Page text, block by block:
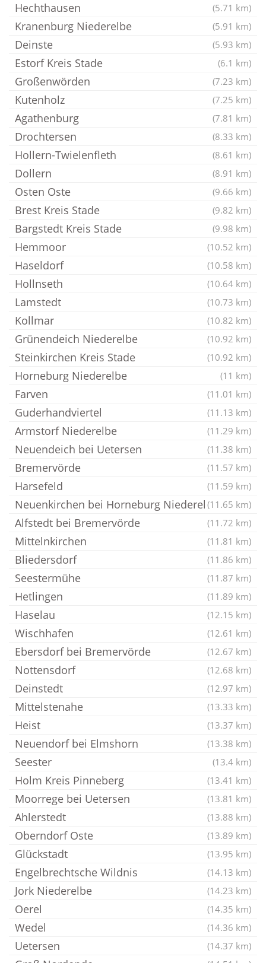
Hechthausen (5.71 km)
Kranenburg Niederelbe (5.91 km)
Deinste (5.93 km)
Estorf Kreis Stade (6.1 km)
Großenwörden (7.23 km)
Kutenholz (7.25 km)
Agathenburg (7.81 km)
Drochtersen (8.33 km)
Hollern-Twielenfleth (8.61 km)
Dollern (8.91 km)
Osten Oste (9.66 km)
Brest Kreis Stade (9.82 km)
Bargstedt Kreis Stade (9.98 km)
Hemmoor (10.52 km)
Haseldorf (10.58 km)
Hollnseth (10.64 km)
Lamstedt (10.73 km)
Kollmar (10.82 km)
Grünendeich Niederelbe (10.92 km)
Steinkirchen Kreis Stade (10.92 km)
Horneburg Niederelbe (11 km)
Farven (11.01 km)
Guderhandviertel (11.13 km)
Armstorf Niederelbe (11.29 km)
Neuendeich bei Uetersen (11.38 km)
Bremervörde (11.57 km)
Harsefeld (11.59 km)
Neuenkirchen bei Horneburg Niederel (11.65 km)
Alfstedt bei Bremervörde (11.72 km)
Mittelnkirchen (11.81 km)
Bliedersdorf (11.86 km)
Seestermühe (11.87 km)
Hetlingen (11.89 km)
Haselau (12.15 km)
Wischhafen (12.61 km)
Ebersdorf bei Bremervörde (12.67 km)
Nottensdorf (12.68 km)
Deinstedt (12.97 km)
Mittelstenahe (13.33 km)
Heist (13.37 km)
Neuendorf bei Elmshorn (13.38 km)
Seester (13.4 km)
Holm Kreis Pinneberg (13.41 km)
Moorrege bei Uetersen (13.81 km)
Ahlerstedt (13.88 km)
Oberndorf Oste (13.89 km)
Glückstadt (13.95 km)
Engelbrechtsche Wildnis (14.13 km)
Jork Niederelbe (14.23 km)
Oerel (14.35 km)
Wedel (14.36 km)
Uetersen (14.37 km)